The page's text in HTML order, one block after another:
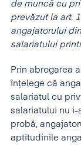
de muncă cu
prevăzut la art.
angajatorului
salariatului
Prin abrogarea
înţelege că
salariatul cu
salariatului nu
probă,
aptitudinile